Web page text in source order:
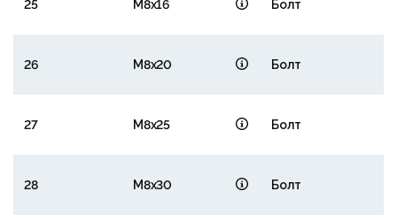
25 М8х16 Болт
26 М8х20 Болт
27 М8х25 Болт
28 М8х30 Болт